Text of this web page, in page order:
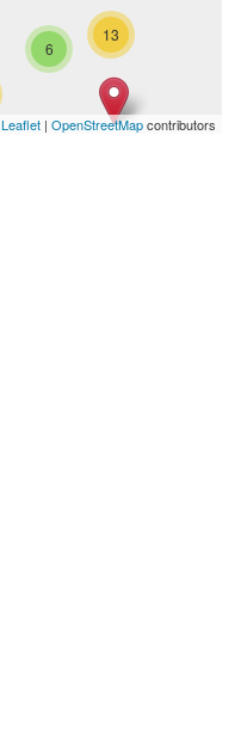
13
6
Leaflet | OpenStreetMapcontributors